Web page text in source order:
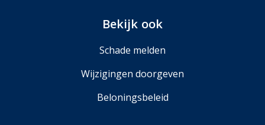
Bekijk ook
Schade melden
Wijzigingen doorgeven
Beloningsbeleid